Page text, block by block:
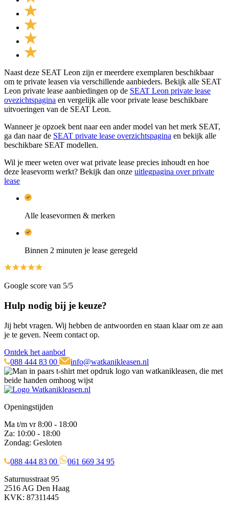
Naast deze SEAT Leon zijn er meerdere exemplaren beschikbaar
om te private leasen via verschillende aanbieders. Bekijk alle SEAT
Leon private lease aanbiedingen op de SEAT Leon private lease
ovezichtspagina en vergelijk alle voor private lease beschikbare
uitvoeringen van de SEAT Leon.
Wanneer je opzoek bent naar een ander model van het merk SEAT,
ga dan naar de SEAT private lease overzichtspagina en bekijk alle
beschikbare SEAT modellen.
Wil je meer weten over wat private lease precies inhoudt en hoe
deze leasevorm werkt? Bekijk dan onze uitlegpagina over private
lease
Alle leasevormen & merken
Binnen 2 minuten je lease geregeld
Google score van 5/5
Hulp nodig bij je keuze?
Jij hebt vragen. Wij hebben de antwoorden en staan klaar om ze aan
je te geven. Neem contact op.
Ontdek het aanbod
088 444 83 00
info@watkanikleasen.nl
Openingstijden
Ma t/m vr 8:00 - 18:00
Za: 10:00 - 18:00
Zondag: Gesloten
088 444 83 00
061 669 34 95
Saturnusstraat 95
2516 AG Den Haag
KVK: 87311445